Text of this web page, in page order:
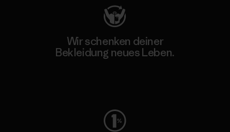
Wir schenken deiner
Bekleidung neues Leben.